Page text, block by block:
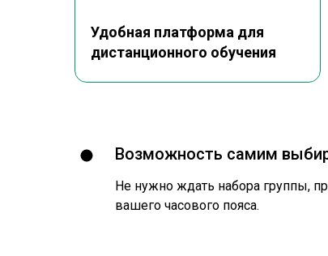
Удобная платформа для
дистанционного обучения
Возможность самим
Не нужно ждать набора группы,
вашего часового пояса.